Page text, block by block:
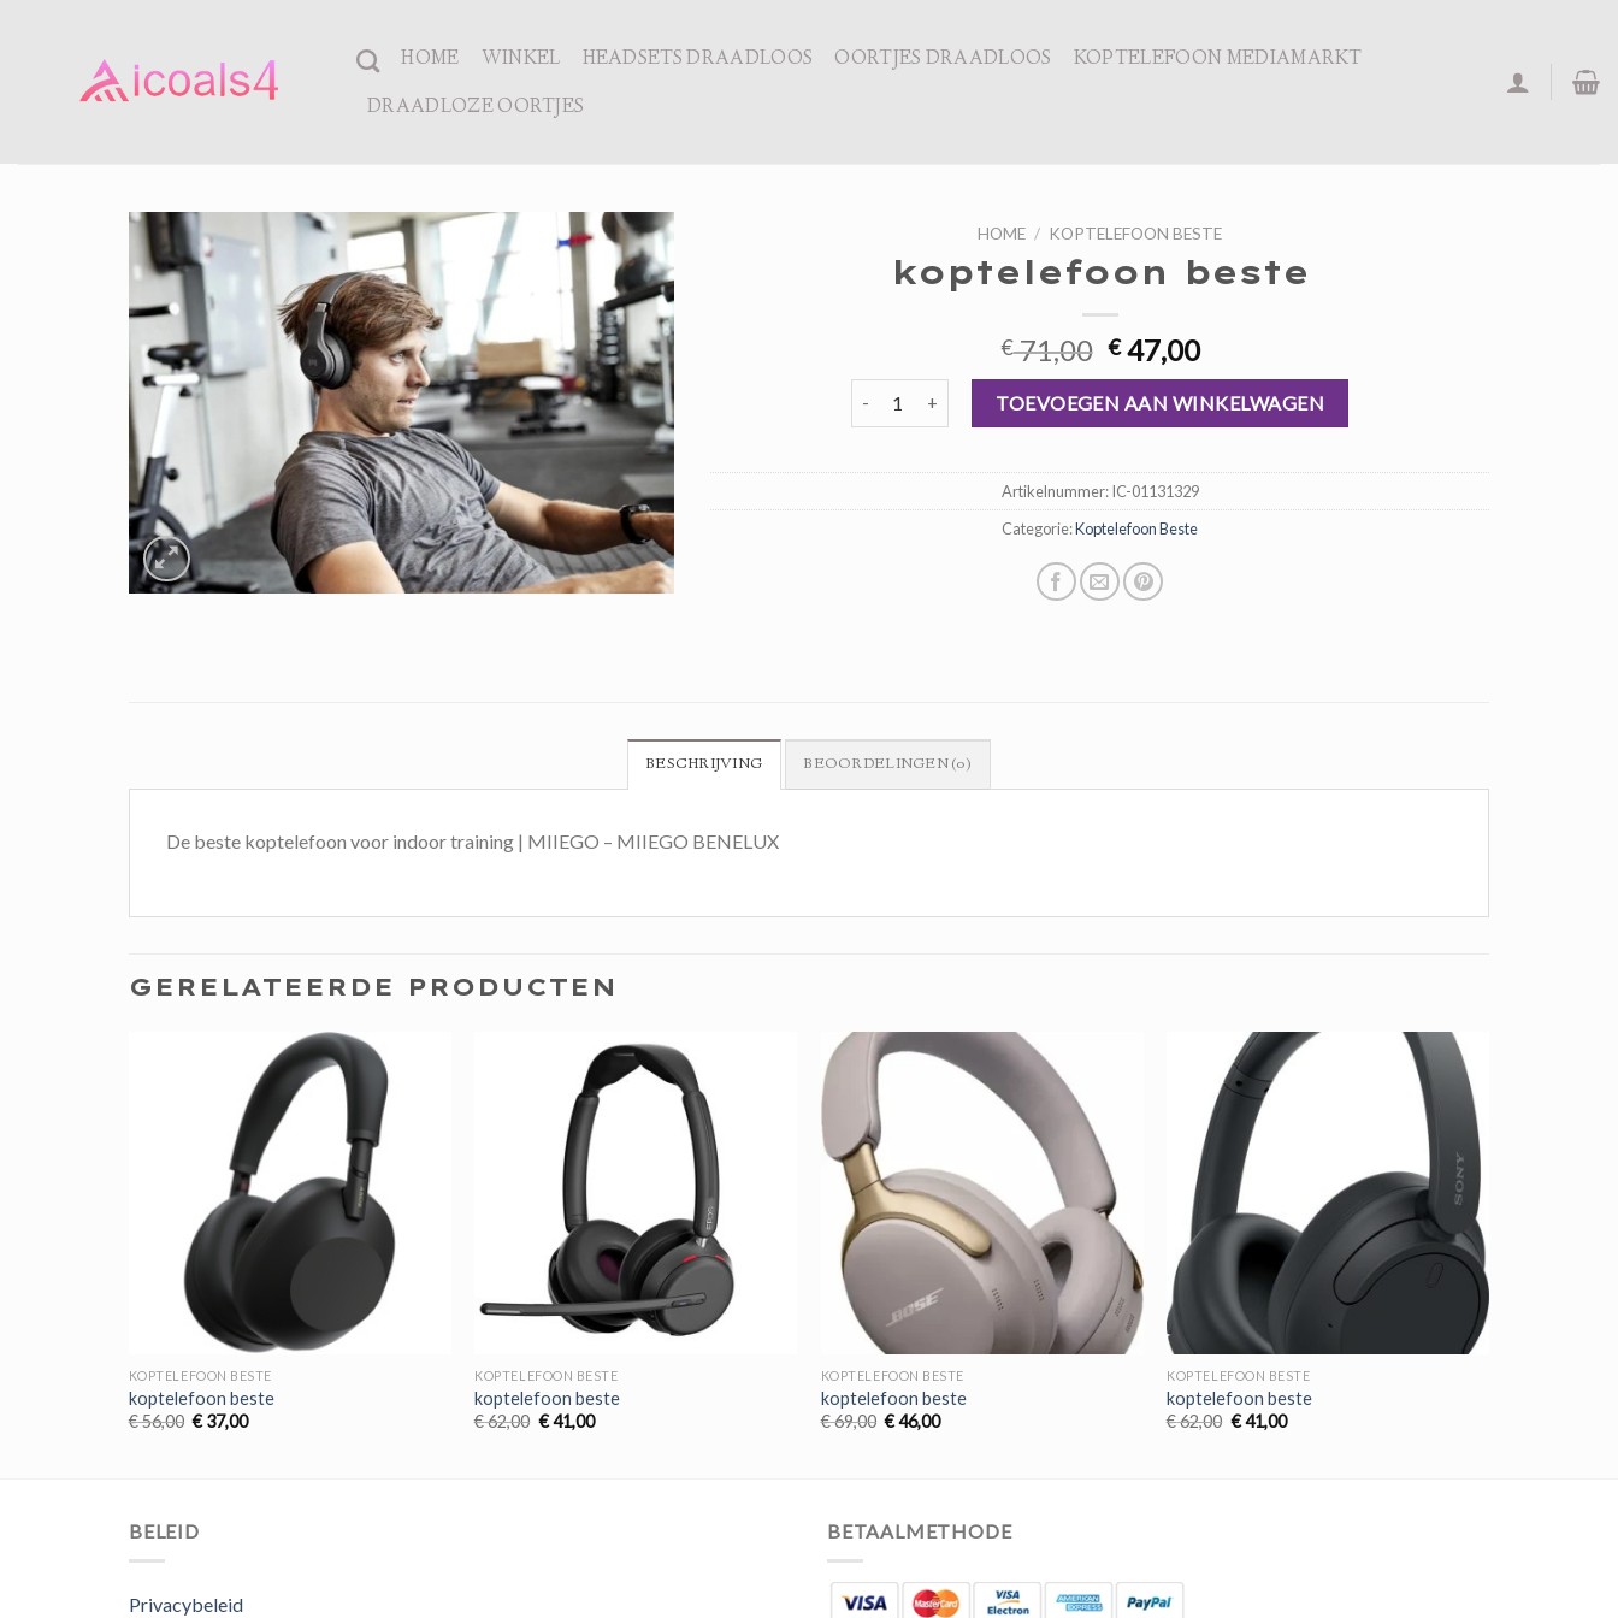
HOME WINKEL HEADSETS DRAADLOOS OORTJES DRAADLOOS
KOPTELEFOON MEDIAMARKT
DRAADLOZE OORTJES
HOME / KOPTELEFOON BESTE
koptelefoon beste
€71,00 Oorspronkelijke
prijs
was:
€ 71,00.
€47,00Huidige
prijs
is:
€ 47,00.
koptelefoon beste aantalTOEVOEGEN AAN WINKELWAGEN
Artikelnummer:IC-01131329
Categorie:Koptelefoon Beste
BESCHRIJVING BEOORDELINGEN (0)
De beste koptelefoon voor indoor training | MIIEGO – MIIEGO BENELUX
GERELATEERDE PRODUCTEN
KOPTELEFOON BESTE
koptelefoon beste
€56,00 Oorspronkelijke
€37,00Huidige
KOPTELEFOON BESTE
koptelefoon beste
€62,00 Oorspronkelijke
€41,00Huidige
KOPTELEFOON BESTE
koptelefoon beste
€69,00 Oorspronkelijke
€46,00Huidige
KOPTELEFOON BESTE
koptelefoon beste
€62,00 Oorspronkelijke
€41,00Huidige
BELEID
Privacybeleid
BETAALMETHODE